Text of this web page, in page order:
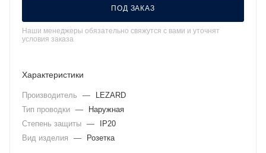
ПОД ЗАКАЗ
Наши менеджеры обязательно свяжутся с вами и уточнят
условия заказа
Характеристики
Производитель —
LEZARD
Тип проводки —
Наружная
Степень защиты —
IP20
Вид изделия
— Розетка